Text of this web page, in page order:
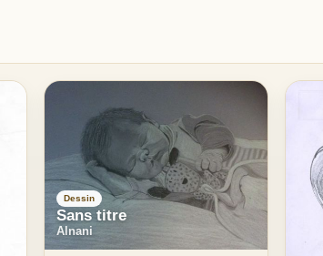
Dessin
Sans titre
Alnani